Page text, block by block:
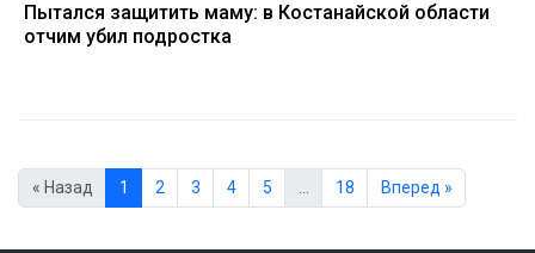
Пытался защитить маму: в Костанайской области
отчим убил подростка
« Назад 1 2 3 4 5 … 18 Вперед »